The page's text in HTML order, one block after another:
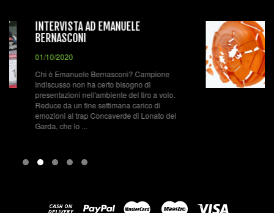
IL TIRO A VOLO
Nel tiro a volo bisogna colpire un bersaglio, il
piattello, in movimento da una distanza che
varia a seconda della specialità. Si spara con
un fucile a canna liscia e si cerca di colpire il
piattello che viene ...